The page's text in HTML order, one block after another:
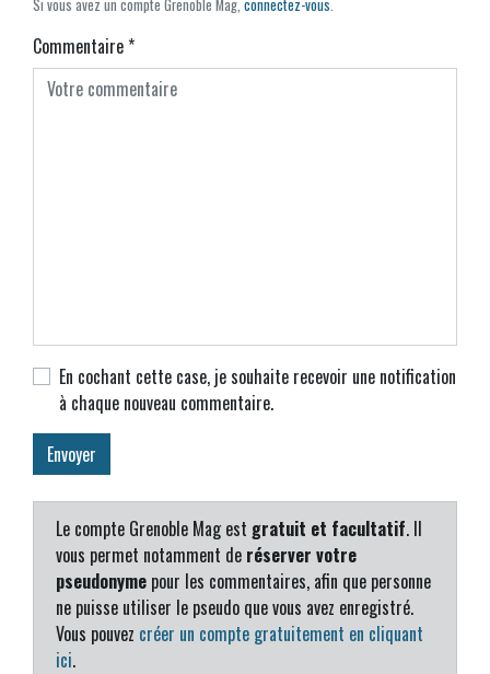
Si vous avez un compte Grenoble Mag, connectez-vous
Commentaire*
En cochant cette case, je souhaite recevoir une notification
à chaque nouveau commentaire.
Le compte Grenoble Mag est gratuit et facultatif. Il
vous permet notamment de réserver votre
pseudonyme pour les commentaires, afin que personne
ne puisse utiliser le pseudo que vous avez enregistré.
Vous pouvez créer un compte gratuitement en cliquant
ici.